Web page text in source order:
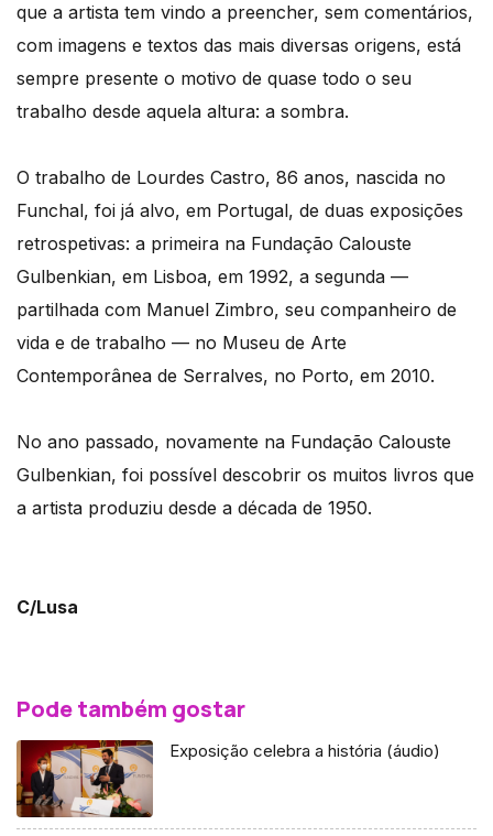
que a artista tem vindo a preencher, sem comentários,
com imagens e textos das mais diversas origens, está
sempre presente o motivo de quase todo o seu
trabalho desde aquela altura: a sombra.
O trabalho de Lourdes Castro, 86 anos, nascida no
Funchal, foi já alvo, em Portugal, de duas exposições
retrospetivas: a primeira na Fundação Calouste
Gulbenkian, em Lisboa, em 1992, a segunda —
partilhada com Manuel Zimbro, seu companheiro de
vida e de trabalho — no Museu de Arte
Contemporânea de Serralves, no Porto, em 2010.
No ano passado, novamente na Fundação Calouste
Gulbenkian, foi possível descobrir os muitos livros que
a artista produziu desde a década de 1950.
C/Lusa
Pode também gostar
Exposição celebra a história (áudio)